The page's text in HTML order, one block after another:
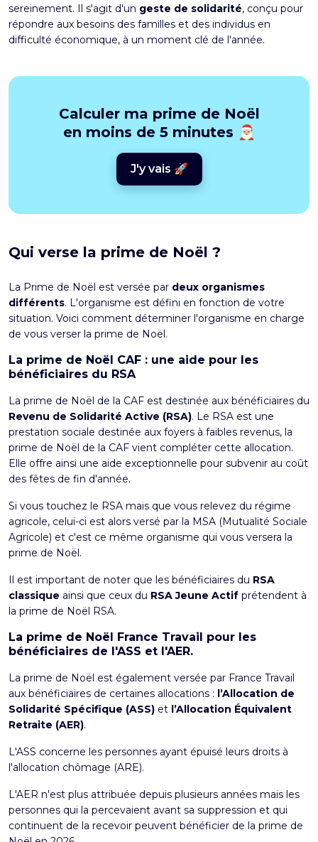
sereinement. Il s'agit d'un geste de solidarité, conçu pour
répondre aux besoins des familles et des individus en
difficulté économique, à un moment clé de l'année.
Calculer ma prime de Noël
en moins de 5 minutes 🎅🏼
J'y vais 🚀
Qui verse la prime de Noël ?
La Prime de Noël est versée par deux organismes
différents. L'organisme est défini en fonction de votre
situation. Voici comment déterminer l'organisme en charge
de vous verser la prime de Noël.
La prime de Noël CAF : une aide pour les
bénéficiaires du RSA
La prime de Noël de la CAF est destinée aux bénéficiaires du
Revenu de Solidarité Active (RSA). Le RSA est une
prestation sociale destinée aux foyers à faibles revenus, la
prime de Noël de la CAF vient compléter cette allocation.
Elle offre ainsi une aide exceptionnelle pour subvenir au coût
des fêtes de fin d'année.
Si vous touchez le RSA mais que vous relevez du régime
agricole, celui-ci est alors versé par la MSA (Mutualité Sociale
Agricole) et c'est ce même organisme qui vous versera la
prime de Noël.
Il est important de noter que les bénéficiaires du RSA
classique ainsi que ceux du RSA Jeune Actif prétendent à
la prime de Noël RSA.
La prime de Noël France Travail pour les
bénéficiaires de l'ASS et l'AER.
La prime de Noël est également versée par France Travail
aux bénéficiaires de certaines allocations : l’Allocation de
Solidarité Spécifique (ASS) et l’Allocation Équivalent
Retraite (AER).
L'ASS concerne les personnes ayant épuisé leurs droits à
l'allocation chômage (ARE).
L'AER n'est plus attribuée depuis plusieurs années mais les
personnes qui la percevaient avant sa suppression et qui
continuent de la recevoir peuvent bénéficier de la prime de